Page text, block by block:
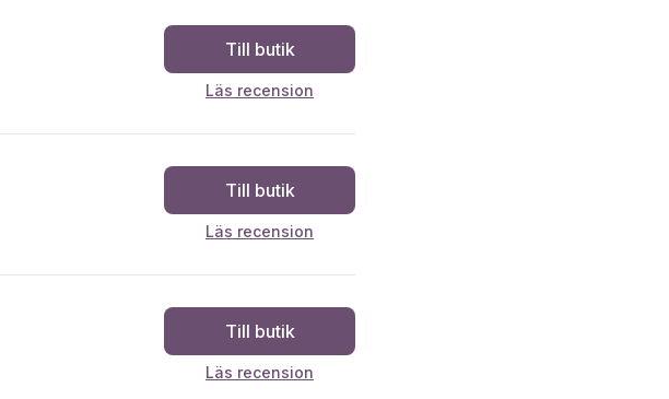
Till butik
Läs recension
Till butik
Läs recension
Till butik
Läs recension